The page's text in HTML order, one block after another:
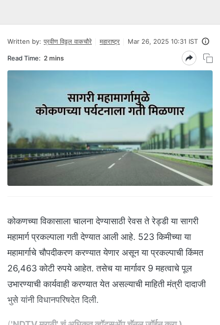
Written by: प्रवीण विठ्ठल वाकचौरे महाराष्ट्र Mar 26, 2025 10:31 IST
Read Time: 2 mins
कोकणच्या विकासाला चालना देण्यासाठी रेवस ते रेड्डी या सागरी
महामार्ग प्रकल्पाला गती देण्यात आली आहे. 523 किमीच्या या
महामार्गाचे चौपदीकरण करण्यात येणार असून या प्रकल्पाची किंमत
26,463 कोटी रुपये आहेत. तसेच या मार्गावर 9 महत्वाचे पूल
उभारण्याची कार्यवाही करण्यात येत असल्याची माहिती मंत्री दादाजी
भुसे यांनी विधानपरिषदेत दिली.